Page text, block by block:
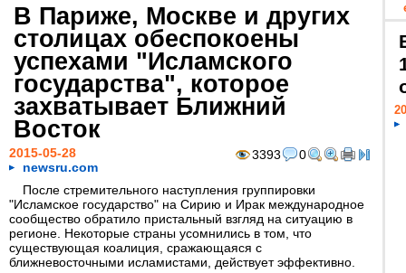
В Париже, Москве и других
столицах обеспокоены
успехами "Исламского
государства", которое
захватывает Ближний
Восток
3393 0
2015-05-28
newsru.com
После стремительного наступления группировки
"Исламское государство" на Сирию и Ирак международное
сообщество обратило пристальный взгляд на ситуацию в
регионе. Некоторые страны усомнились в том, что
существующая коалиция, сражающаяся с
ближневосточными исламистами, действует эффективно.